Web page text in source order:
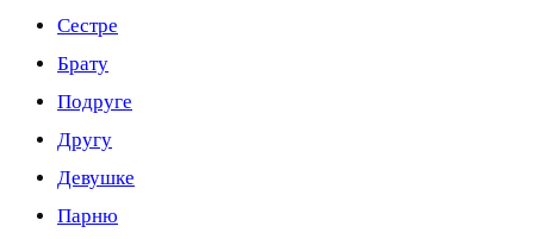
Сестре
Брату
Подруге
Другу
Девушке
Парню